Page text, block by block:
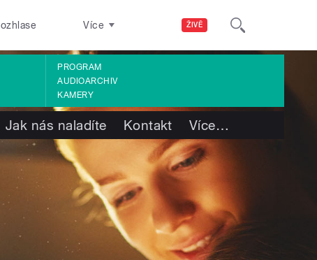
ŽIVĚ
Více
PROGRAM
AUDIOARCHIV
KAMERY
Jak nás naladíte Kontakt Více…